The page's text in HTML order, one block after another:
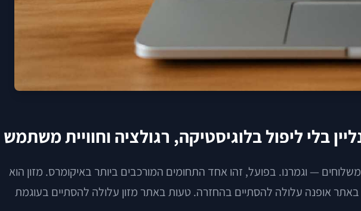
בלי ליפול בלוגיסטיקה, רגולציה וחוויית משתמש
— וגמרנו. בפועל, זהו אחד התחומים המורכבים ביותר באיקומרס. מזון הוא
אופנה עלולה להסתיים בהחזרה. טעות באתר מזון עלולה להסתיים בעוגמת